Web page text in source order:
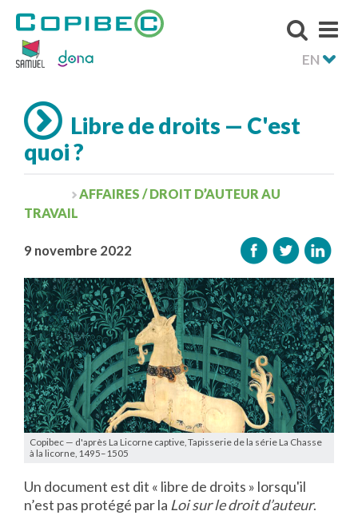
EN
Libre de droits — C'est
quoi ?
AFFAIRES / DROIT D’AUTEUR AU
TRAVAIL
9 novembre 2022
Copibec — d'après La Licorne captive, Tapisserie de la série La Chasse
à la licorne, 1495–1505
Un document est dit « libre de droits » lorsqu'il
n’est pas protégé par la Loi sur le droit d’auteur.